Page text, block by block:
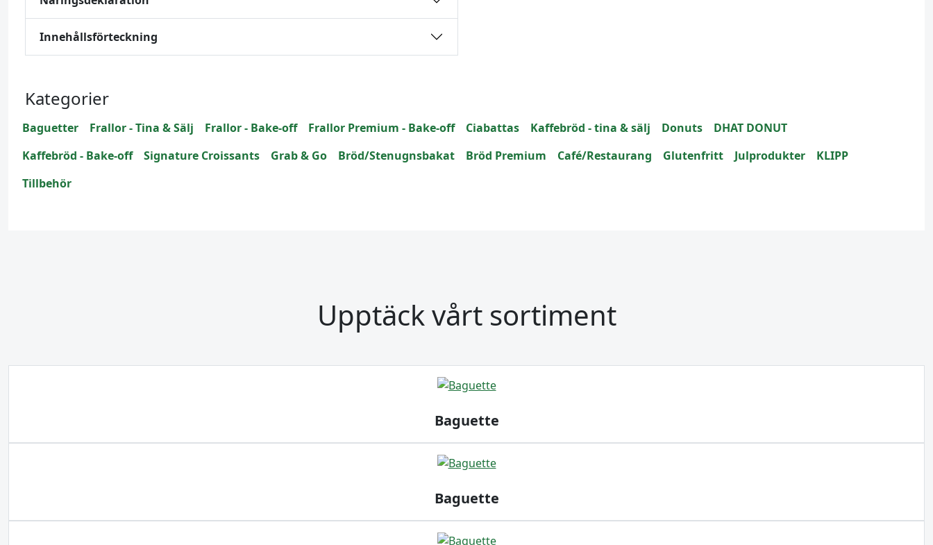
Innehållsförteckning
Kategorier
Baguetter Frallor - Tina & Sälj Frallor - Bake-off Frallor Premium - Bake-off Ciabattas Kaffebröd - tina & sälj Donuts
DHAT DONUT
Kaffebröd - Bake-off
Signature Croissants Grab & Go Bröd/Stenugnsbakat Bröd Premium Café/Restaurang Glutenfritt Julprodukter
KLIPP
Tillbehör
Upptäck vårt sortiment
Baguette
Baguette